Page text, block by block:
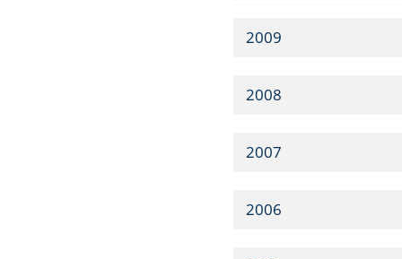
2009
2008
2007
2006